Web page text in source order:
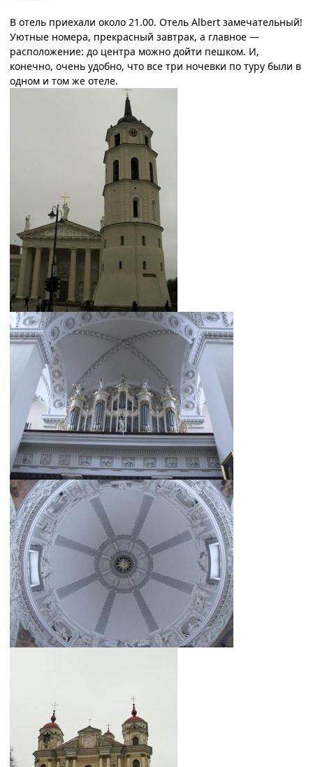
В отель приехали около 21.00. Отель Albert замечательный!
Уютные номера, прекрасный завтрак, а главное —
расположение: до центра можно дойти пешком. И,
конечно, очень удобно, что все три ночевки по туру были в
одном и том же отеле.